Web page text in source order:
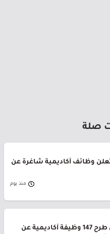
صلة
وظائف أكاديمية شاغرة عن
منذ يوم
جامعة القصيم تعلن طرح 147 وظيفة أكاديمية عن